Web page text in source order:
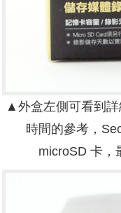
▲外盒左側可看到
時間的參考，
microSD 卡，